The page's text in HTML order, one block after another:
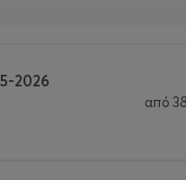
2026
από